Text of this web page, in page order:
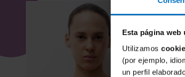
Esta página web
Utilizamos
(por ejemplo,
un perfil